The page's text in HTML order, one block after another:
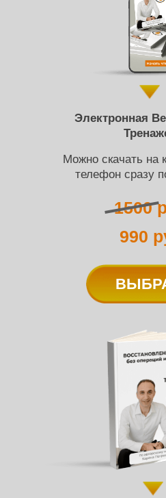
Электронная
Можно скачать на
телефон сразу
990
1500